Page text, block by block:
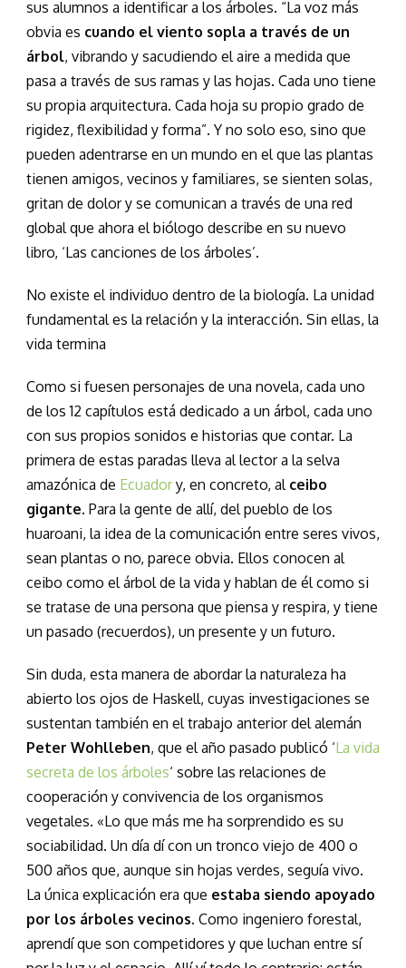
sus alumnos a identificar a los árboles. “La voz más
obvia es cuando el viento sopla a través de un
árbol, vibrando y sacudiendo el aire a medida que
pasa a través de sus ramas y las hojas. Cada uno tiene
su propia arquitectura. Cada hoja su propio grado de
rigidez, flexibilidad y forma”. Y no solo eso, sino que
pueden adentrarse en un mundo en el que las plantas
tienen amigos, vecinos y familiares, se sienten solas,
gritan de dolor y se comunican a través de una red
global que ahora el biólogo describe en su nuevo
libro, ‘Las canciones de los árboles’.
No existe el individuo dentro de la biología. La unidad
fundamental es la relación y la interacción. Sin ellas, la
vida termina
Como si fuesen personajes de una novela, cada uno
de los 12 capítulos está dedicado a un árbol, cada uno
con sus propios sonidos e historias que contar. La
primera de estas paradas lleva al lector a la selva
amazónica de Ecuadory, en concreto, al ceibo
gigante. Para la gente de allí, del pueblo de los
huaroani, la idea de la comunicación entre seres vivos,
sean plantas o no, parece obvia. Ellos conocen al
ceibo como el árbol de la vida y hablan de él como si
se tratase de una persona que piensa y respira, y tiene
un pasado (recuerdos), un presente y un futuro.
Sin duda, esta manera de abordar la naturaleza ha
abierto los ojos de Haskell, cuyas investigaciones se
sustentan también en el trabajo anterior del alemán
Peter Wohlleben, que el año pasado publicó ‘La vida
secreta de los árboles‘ sobre las relaciones de
cooperación y convivencia de los organismos
vegetales. «Lo que más me ha sorprendido es su
sociabilidad. Un día dí con un tronco viejo de 400 o
500 años que, aunque sin hojas verdes, seguía vivo.
La única explicación era que estaba siendo apoyado
por los árboles vecinos. Como ingeniero forestal,
aprendí que son competidores y que luchan entre sí